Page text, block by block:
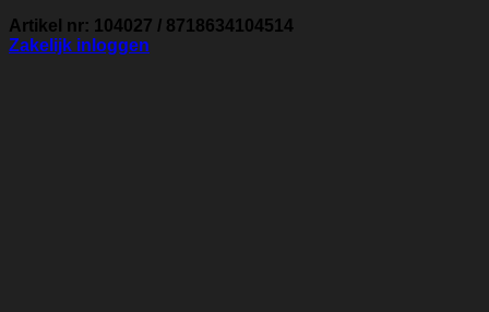
Artikel nr: 104027 / 8718634104514
Zakelijk inloggen